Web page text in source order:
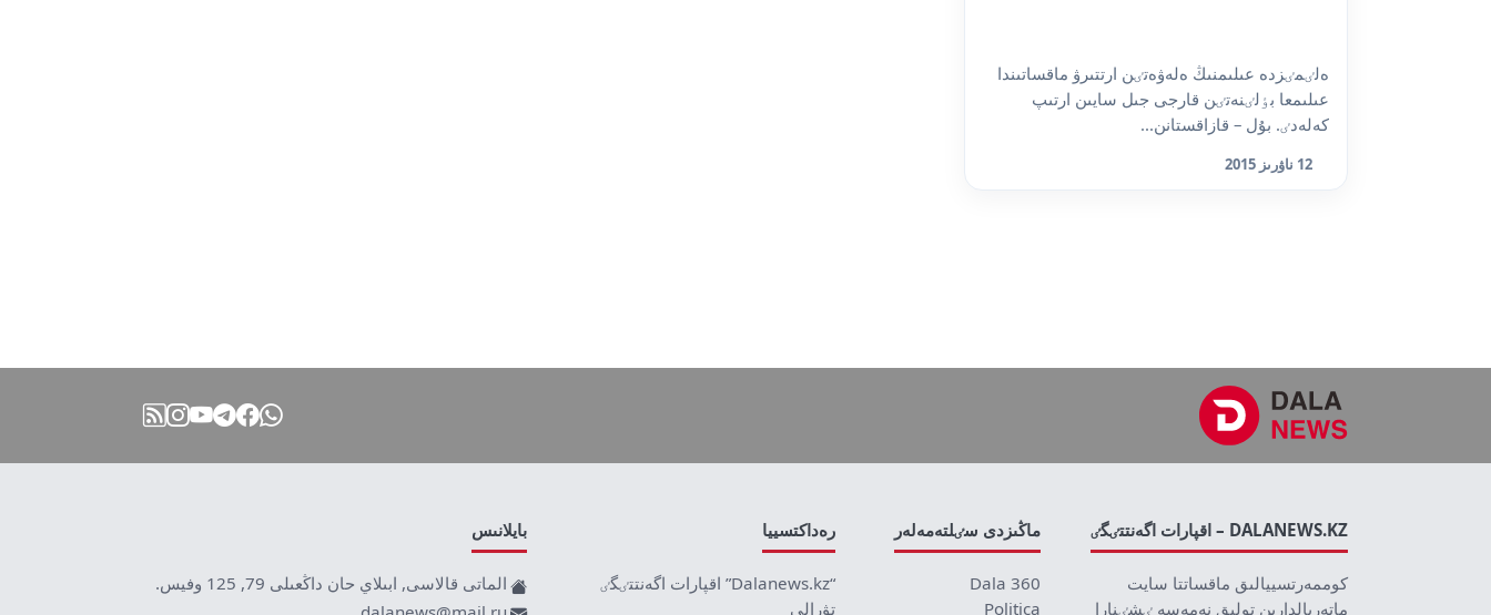
ەلٸمٸزدە عىلىمنىڭ ەلەۋەتٸن ارتتىرۋ ماقساتىندا
عىلىمعا بٶلٸنەتٸن قارجى جىل سايىن ارتىپ
كەلەدٸ. بۇل – قازاقستانن...
12 ناۋرىز 2015
DALANEWS.KZ – اقپارات اگەنتتٸگٸ
كوممەرتسييالىق ماقساتتا سايت
ماتەريالدارىن تولىق نەمەسە ٸشٸنارا
ماڭىزدى سٸلتەمەلەر
Dala 360
Politica
رەداكتسييا
“Dalanews.kz” اقپارات اگەنتتٸگٸ
تۋرالى
بايلانىس
الماتى قالاسى, ابىلاي حان داڭعىلى 79, 125 وفيس.